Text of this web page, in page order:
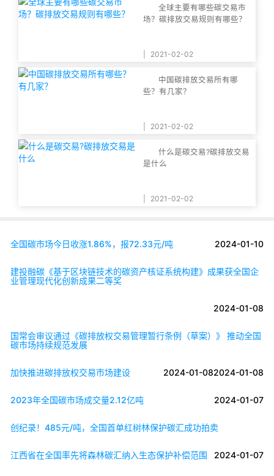
全球主要有哪些碳交易市
场？碳排放交易规则有哪些？
2021-02-02
中国碳排放交易所有哪
些？有几家？
2021-02-02
什么是碳交易?碳排放交易
是什么
2021-02-02
全国碳市场今日收涨1.86%，报72.33元/吨 2024-01-10
建投融碳《基于区块链技术的碳资产核证系统构建》成果获全国企
业管理现代化创新成果二等奖
2024-01-08
国常会审议通过《碳排放权交易管理暂行条例（草案）》 推动全国
碳市场持续规范发展
2024-01-08
加快推进碳排放权交易市场建设 2024-01-08
2023年全国碳市场成交量2.12亿吨 2024-01-07
创纪录！485元/吨，全国首单红树林保护碳汇成功拍卖
2024-01-07
江西省在全国率先将森林碳汇纳入生态保护补偿范围